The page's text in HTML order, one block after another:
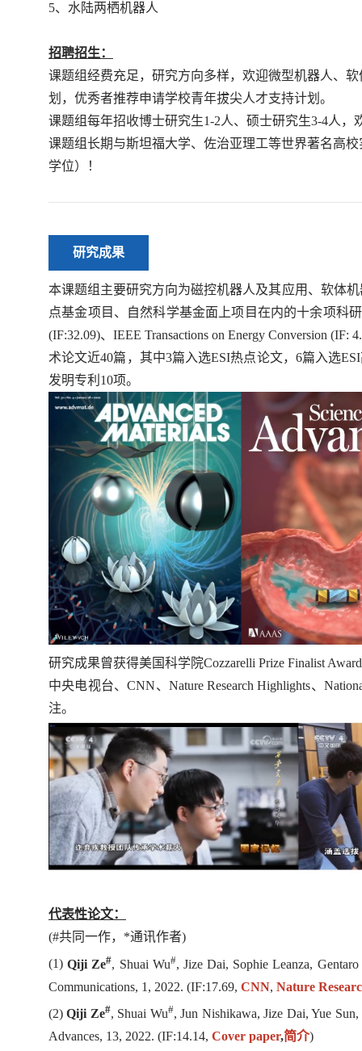
5、水陆两栖机器人
招聘招生：
课题组经费充足，研究方向多样，欢迎微型机器人、
划，优秀者推荐申请学校青年拔尖人才支持计划。
课题组每年招收博士研究生1-2人、硕士研究生3-4人
课题组长期与斯坦福大学、佐治亚理工等世界著名高
学位）！
研究成果
本课题组主要研究方向为磁控机器人及其应用、软体
点基金项目、自然科学基金面上项目在内的十余项科
(IF:32.09)、IEEE Transactions on Energy Conversion (IF:
术论文近40篇，其中3篇入选ESI热点论文，6篇入选
发明专利10项。
研究成果曾获得美国科学院Cozzarelli Prize Finalist
中央电视台、CNN、Nature Research Highlights、
注。
代表性论文：
(#共同一作，*通讯作者)
(1)Qiji Ze#, Shuai Wu#, Jize Dai, Sophie Leanza,
Communications, 1, 2022. (IF:17.69, CNN, Nature
(2)Qiji Ze#, Shuai Wu#, Jun Nishikawa, Jize Dai, Yue
Advances, 13, 2022. (IF:14.14, Cover paper,简介)